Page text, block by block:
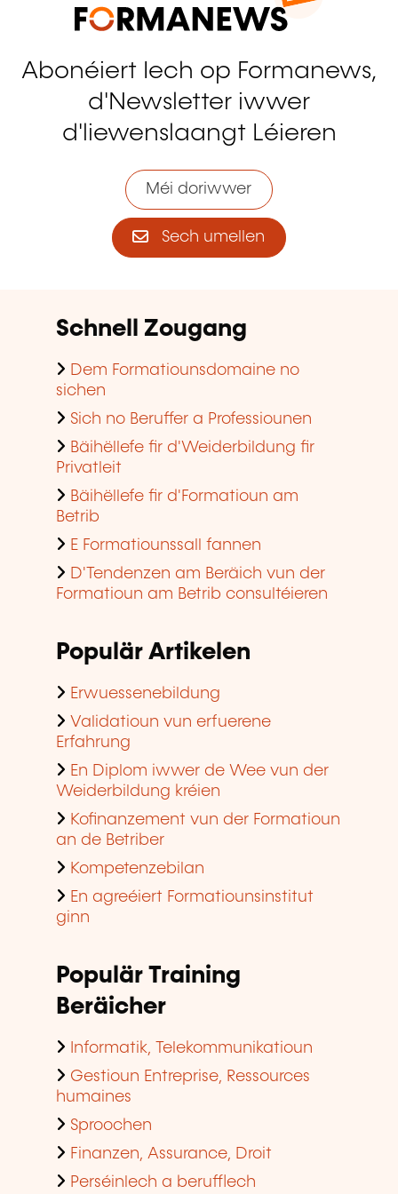
Abonéiert Iech op Formanews,
d'Newsletter iwwer
d'liewenslaangt Léieren
Méi doriwwer
Sech umellen
Schnell Zougang
Dem Formatiounsdomaine no
sichen
Sich no Beruffer a Professiounen
Bäihëllefe fir d'Weiderbildung fir
Privatleit
Bäihëllefe fir d'Formatioun am
Betrib
E Formatiounssall fannen
D'Tendenzen am Beräich vun der
Formatioun am Betrib consultéieren
Populär Artikelen
Erwuessenebildung
Validatioun vun erfuerene
Erfahrung
En Diplom iwwer de Wee vun der
Weiderbildung kréien
Kofinanzement vun der Formatioun
an de Betriber
Kompetenzebilan
En agreéiert Formatiounsinstitut
ginn
Populär Training
Beräicher
Informatik, Telekommunikatioun
Gestioun Entreprise, Ressources
humaines
Sproochen
Finanzen, Assurance, Droit
Perséinlech a berufflech